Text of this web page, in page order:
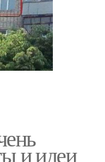
и идеи